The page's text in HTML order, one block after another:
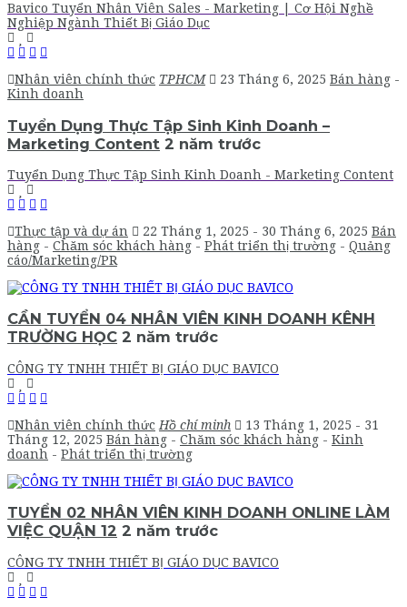
Bavico Tuyển Nhân Viên Sales - Marketing | Cơ Hội Nghề
Nghiệp Ngành Thiết Bị Giáo Dục
Nhân viên chính thức TPHCM 23 Tháng 6, 2025 Bán hàng -
Kinh doanh
Tuyển Dụng Thực Tập Sinh Kinh Doanh –
Marketing Content 2 năm trước
Tuyển Dụng Thực Tập Sinh Kinh Doanh - Marketing Content
Thực tập và dự án 22 Tháng 1, 2025 - 30 Tháng 6, 2025 Bán
hàng - Chăm sóc khách hàng - Phát triển thị trường - Quảng
cáo/Marketing/PR
CẦN TUYỂN 04 NHÂN VIÊN KINH DOANH KÊNH
TRƯỜNG HỌC 2 năm trước
CÔNG TY TNHH THIẾT BỊ GIÁO DỤC BAVICO
Nhân viên chính thức Hồ chí minh 13 Tháng 1, 2025 - 31
Tháng 12, 2025 Bán hàng - Chăm sóc khách hàng - Kinh
doanh - Phát triển thị trường
TUYỂN 02 NHÂN VIÊN KINH DOANH ONLINE LÀM
VIỆC QUẬN 12 2 năm trước
CÔNG TY TNHH THIẾT BỊ GIÁO DỤC BAVICO